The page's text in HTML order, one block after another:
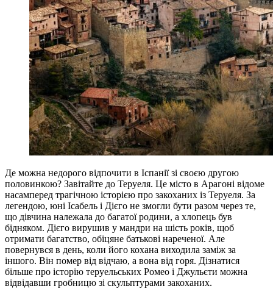
Де можна недорого відпочити в Іспанії зі своєю другою
половинкою? Завітайте до Теруеля. Це місто в Арагоні відоме
насамперед трагічною історією про закоханих із Теруеля. За
легендою, юні Ісабель і Дієго не змогли бути разом через те,
що дівчина належала до багатої родини, а хлопець був
бідняком. Дієго вирушив у мандри на шість років, щоб
отримати багатство, обіцяне батькові нареченої. Але
повернувся в день, коли його кохана виходила заміж за
іншого. Він помер від відчаю, а вона від горя. Дізнатися
більше про історію теруельських Ромео і Джульєти можна
відвідавши гробницю зі скульптурами закоханих.